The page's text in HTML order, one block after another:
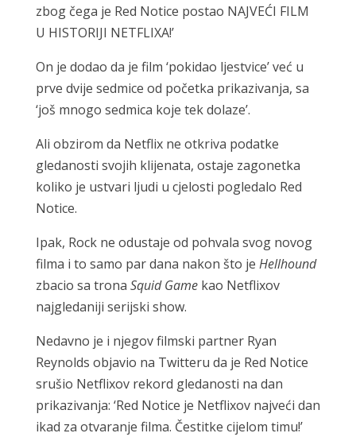
zbog čega je Red Notice postao NAJVEĆI FILM
U HISTORIJI NETFLIXA!’
On je dodao da je film ‘pokidao ljestvice’ već u
prve dvije sedmice od početka prikazivanja, sa
‘još mnogo sedmica koje tek dolaze’.
Ali obzirom da Netflix ne otkriva podatke
gledanosti svojih klijenata, ostaje zagonetka
koliko je ustvari ljudi u cjelosti pogledalo Red
Notice.
Ipak, Rock ne odustaje od pohvala svog novog
filma i to samo par dana nakon što je Hellhound
zbacio sa trona Squid Gamekao Netflixov
najgledaniji serijski show.
Nedavno je i njegov filmski partner Ryan
Reynolds objavio na Twitteru da je Red Notice
srušio Netflixov rekord gledanosti na dan
prikazivanja: ‘Red Notice je Netflixov najveći dan
ikad za otvaranje filma. Čestitke cijelom timu!’